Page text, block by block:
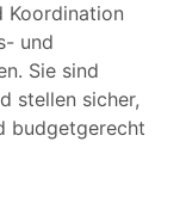
Koordination
und
Sie sind
stellen sicher,
budgetgerecht